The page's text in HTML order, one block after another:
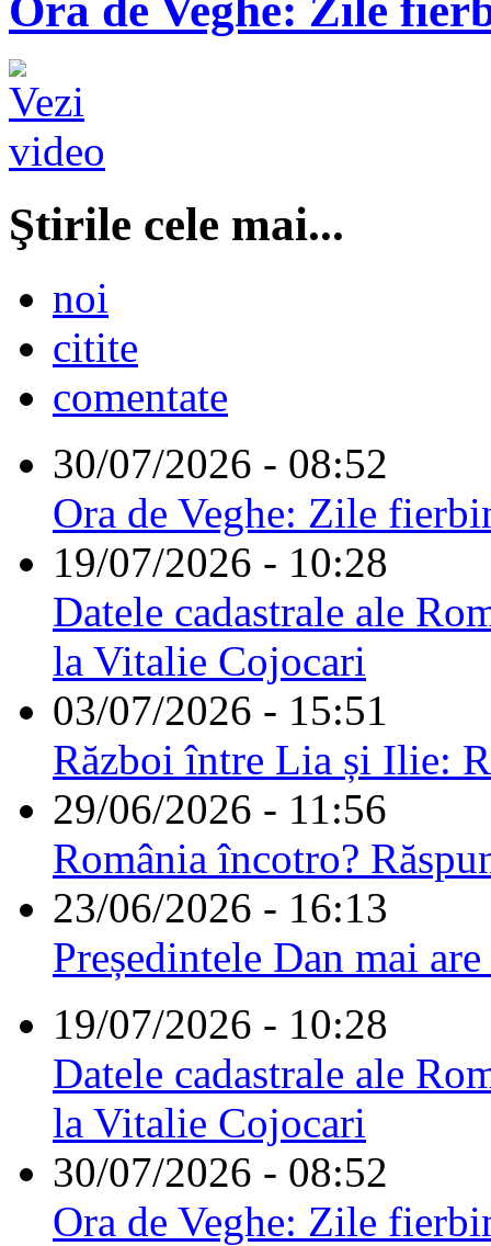
Ora de Veghe: Zile
Ştirile cele mai...
noi
citite
comentate
30/07/2026 - 08:52
Ora de Veghe: Zile
19/07/2026 - 10:28
Datele cadastrale ale
la Vitalie Cojocari
03/07/2026 - 15:51
Război între Lia și Ilie:
29/06/2026 - 11:56
România încotro?
23/06/2026 - 16:13
Președintele Dan mai
19/07/2026 - 10:28
Datele cadastrale ale
la Vitalie Cojocari
30/07/2026 - 08:52
Ora de Veghe: Zile